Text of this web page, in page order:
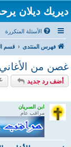
ديريك ديلان
الأسئلة المتكررة
فهرس المنتدى قسم
غصن من الأغاني
أضف رد جديد
ابن السريان
مراقب عام